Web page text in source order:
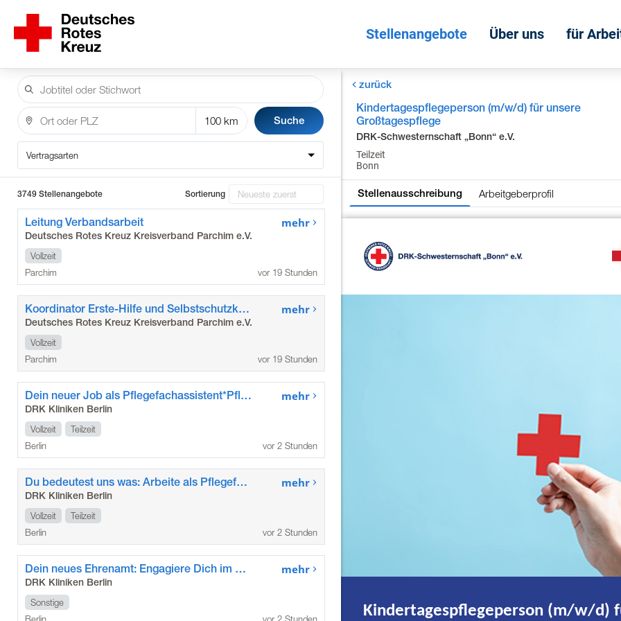
Stellenangebote Über uns für
Suche
Vertragsarten
3749 Stellenangebote Sortierung
Leitung Verbandsarbeit
Deutsches Rotes Kreuz Kreisverband Parchim e.V.
Vollzeit
Parchim
mehr
vor 19 Stunden
Koordinator Erste-Hilfe und Selbstschutzkompetenz
Deutsches Rotes Kreuz Kreisverband Parchim e.V.
Vollzeit
Parchim
mehr
vor 19 Stunden
Dein neuer Job als Pflegefachassistent*Pflegefachassistentin im Kunstkrankenhaus
DRK Kliniken Berlin
Vollzeit
Teilzeit
Berlin
mehr
vor 2 Stunden
Du bedeutest uns was: Arbeite als Pflegefachkraft / Pflegefachfrau*mann in den DRK Kliniken Berlin Köpenick
DRK Kliniken Berlin
Vollzeit
Teilzeit
Berlin
mehr
vor 2 Stunden
Dein neues Ehrenamt: Engagiere Dich im Besuchsdienst „Die Zeitschenker*innen“ der DRK Kliniken Berlin Köpenick
DRK Kliniken Berlin
Sonstige
mehr
zurück
Kindertagespflegeperson (m/w/d) für unsere
Großtagespflege
DRK-Schwesternschaft „Bonn“ e.V.
Teilzeit
Bonn
Stellenausschreibung Arbeitgeberprofil